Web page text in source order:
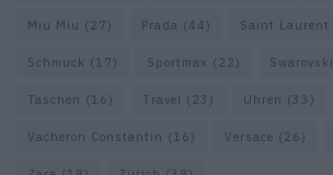
Miu Miu (27) Prada (44) Saint Laurent
Schmuck (17) Sportmax (22) Swarovski
Taschen (16) Travel (23) Uhren (33)
Vacheron Constantin (16) Versace (26)